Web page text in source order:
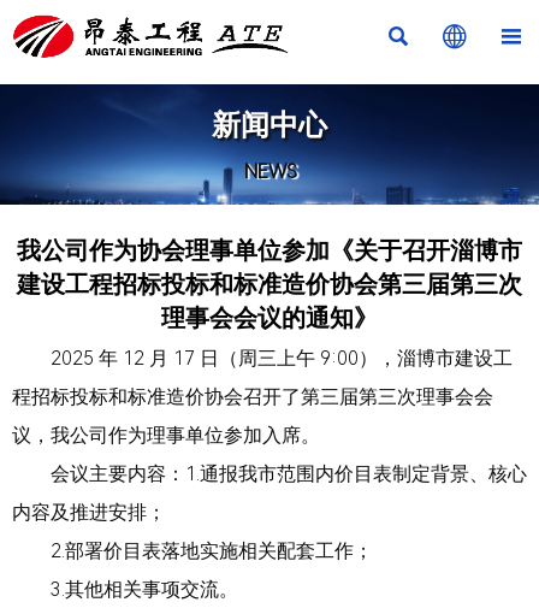
  
新闻中心
NEWS
我公司作为协会理事单位参加《关于召开淄博市
建设工程招标投标和标准造价协会第三届第三次
理事会会议的通知》
2025 年 12 月 17 日（周三上午 9:00），淄博市建设工
程招标投标和标准造价协会召开了第三届第三次理事会会
议，我公司作为理事单位参加入席。
会议主要内容：1.通报我市范围内价目表制定背景、核心
内容及推进安排；
2.部署价目表落地实施相关配套工作；
3.其他相关事项交流。